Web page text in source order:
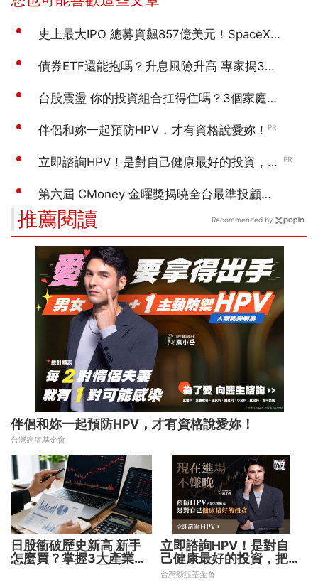
推薦閱讀
伴侶和妳一起預防HPV，才有資格說愛妳！
台灣癌症基金會
日股衝破歷史新高 新手
怎麼買？掌握3大產業、
立即諮詢HPV！是對自
己健康最好的投資，把握
現在不嫌晚！
台灣癌症基金會
Recommended by